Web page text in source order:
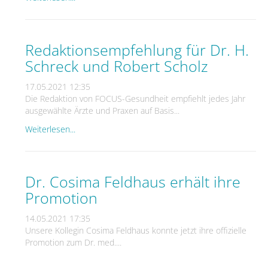
Redaktionsempfehlung für Dr. H.
Schreck und Robert Scholz
17.05.2021 12:35
Die Redaktion von FOCUS-Gesundheit empfiehlt jedes Jahr
ausgewählte Ärzte und Praxen auf Basis...
Weiterlesen...
Dr. Cosima Feldhaus erhält ihre
Promotion
14.05.2021 17:35
Unsere Kollegin Cosima Feldhaus konnte jetzt ihre offizielle
Promotion zum Dr. med....